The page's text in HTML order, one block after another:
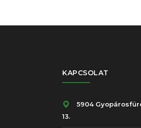
KAPCSOLAT
5904
13.